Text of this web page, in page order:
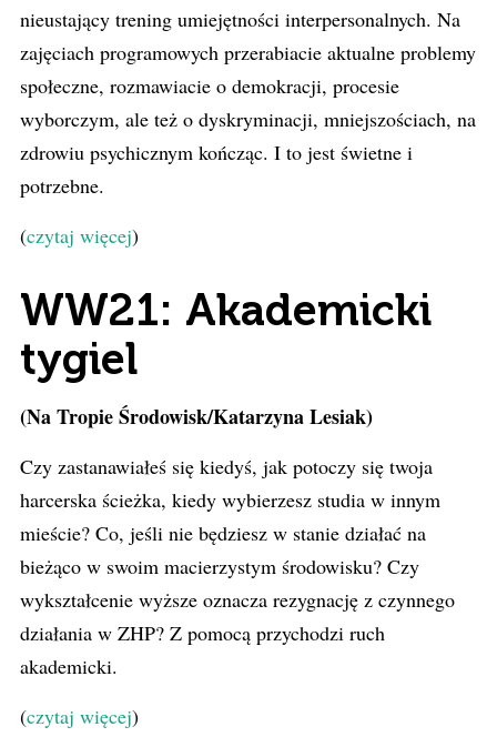
nieustający trening umiejętności interpersonalnych. Na
zajęciach programowych przerabiacie aktualne problemy
społeczne, rozmawiacie o demokracji, procesie
wyborczym, ale też o dyskryminacji, mniejszościach, na
zdrowiu psychicznym kończąc. I to jest świetne i
potrzebne.
(czytaj więcej)
WW21: Akademicki
tygiel
(Na Tropie Środowisk/Katarzyna Lesiak)
Czy zastanawiałeś się kiedyś, jak potoczy się twoja
harcerska ścieżka, kiedy wybierzesz studia w innym
mieście? Co, jeśli nie będziesz w stanie działać na
bieżąco w swoim macierzystym środowisku? Czy
wykształcenie wyższe oznacza rezygnację z czynnego
działania w ZHP? Z pomocą przychodzi ruch
akademicki.
(czytaj więcej)